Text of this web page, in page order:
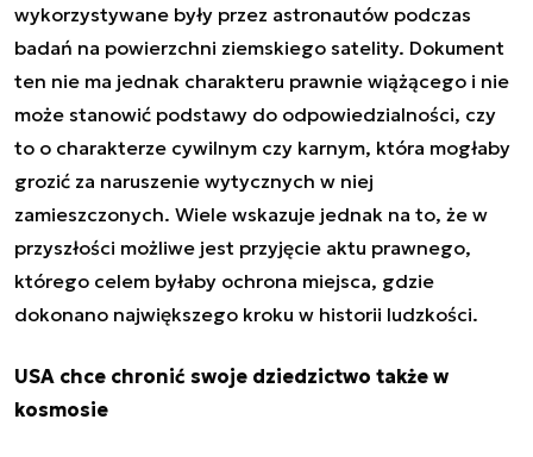
wykorzystywane były przez astronautów podczas
badań na powierzchni ziemskiego satelity. Dokument
ten nie ma jednak charakteru prawnie wiążącego i nie
może stanowić podstawy do odpowiedzialności, czy
to o charakterze cywilnym czy karnym, która mogłaby
grozić za naruszenie wytycznych w niej
zamieszczonych. Wiele wskazuje jednak na to, że w
przyszłości możliwe jest przyjęcie aktu prawnego,
którego celem byłaby ochrona miejsca, gdzie
dokonano największego kroku w historii ludzkości.
USA chce chronić swoje dziedzictwo także w
kosmosie